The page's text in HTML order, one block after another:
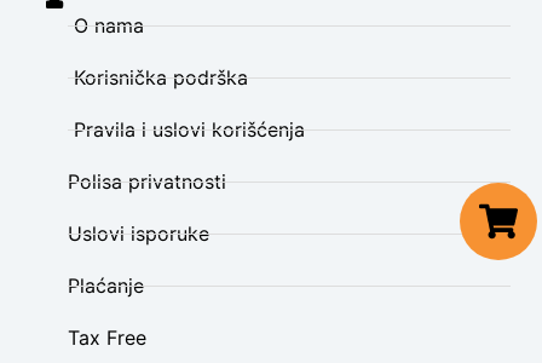
O nama
Korisnička podrška
Pravila i uslovi korišćenja
Polisa privatnosti
Uslovi isporuke
Plaćanje
Tax Free